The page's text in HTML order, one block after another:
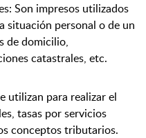
Son impresos utilizados
situación personal o de un
de domicilio,
catastrales, etc.
utilizan para realizar el
tasas por servicios
conceptos tributarios.